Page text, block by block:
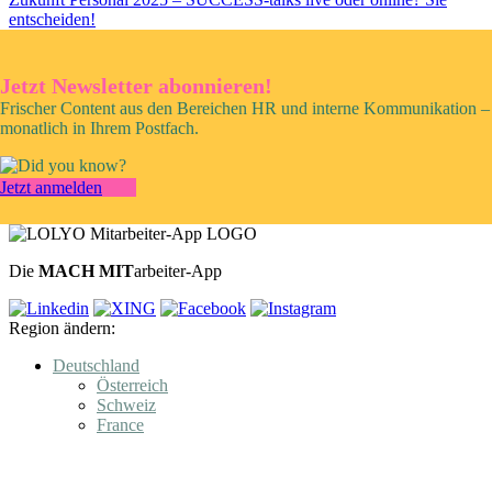
entscheiden!
Jetzt Newsletter abonnieren!
Frischer Content aus den Bereichen HR und interne Kommunikation –
monatlich in Ihrem Postfach.
Jetzt anmelden
Die MACH MITarbeiter-App
Region ändern:
Deutschland
Österreich
Schweiz
France